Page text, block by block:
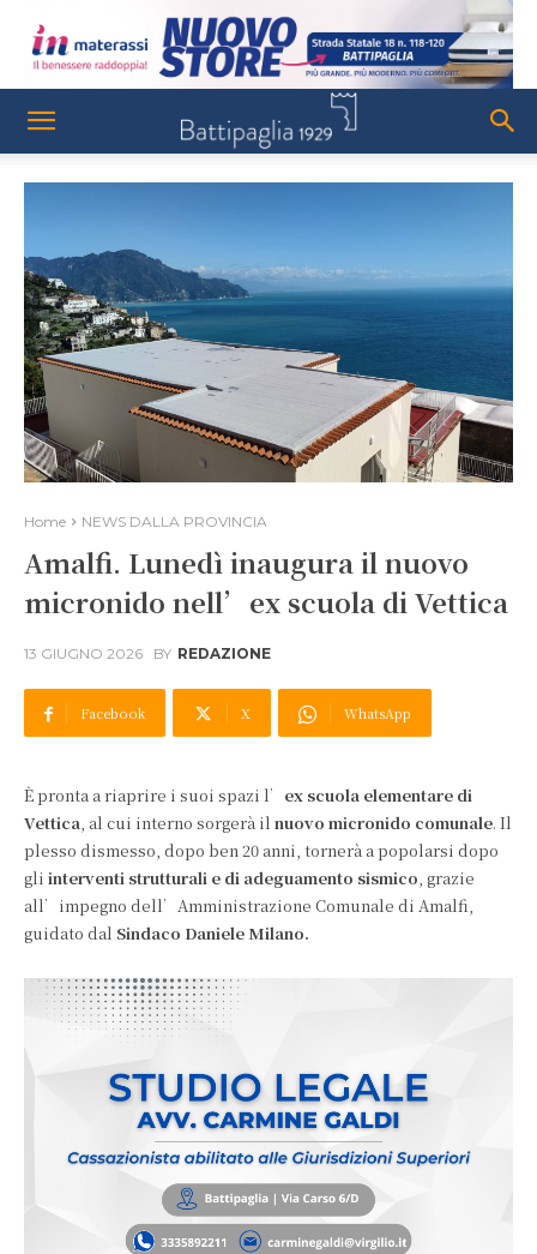
Home NEWS DALLA PROVINCIA
Amalfi. Lunedì inaugura il nuovo
micronido nell’ex scuola di Vettica
13 GIUGNO 2026 BY REDAZIONE
Facebook X WhatsApp
È pronta a riaprire i suoi spazi l’ ex scuola elementare di
Vettica, al cui interno sorgerà il nuovo micronido comunale. Il
plesso dismesso, dopo ben 20 anni, tornerà a popolarsi dopo
gli interventi strutturali e di adeguamento sismico, grazie
all’impegno dell’Amministrazione Comunale di Amalfi,
guidato dal Sindaco Daniele Milano.